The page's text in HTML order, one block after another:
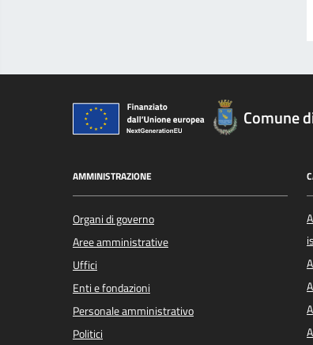
Comune
AMMINISTRAZIONE
Organi di governo
Aree amministrative
Uffici
Enti e fondazioni
Personale amministrativo
Politici